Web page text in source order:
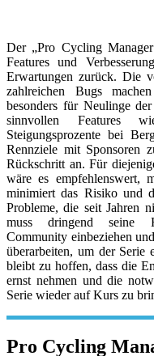
Der „Pro Cycling
Features und
Erwartungen zurück. Die
zahlreichen Bugs
besonders für Neulinge
sinnvollen Features
Steigungsprozente bei
Rennziele mit Sponsoren
Rückschritt an. Für
wäre es empfehlenswert,
minimiert das Risiko und
Probleme, die seit Jahren
muss dringend seine
Community einbeziehen
überarbeiten, um der Serie
bleibt zu hoffen, dass die
ernst nehmen und die
Serie wieder auf Kurs zu
Pro Cycling